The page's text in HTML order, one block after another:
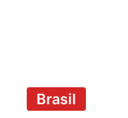
Brasil